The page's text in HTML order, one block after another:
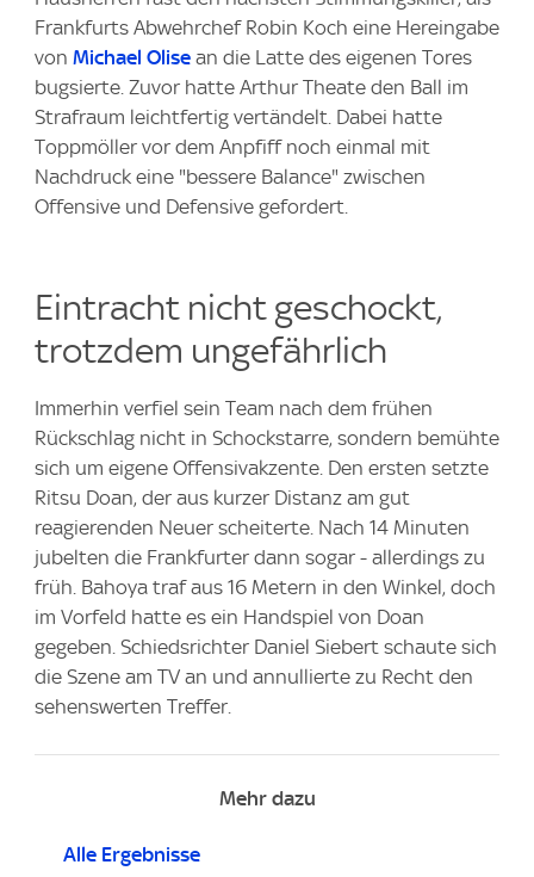
Frankfurts Abwehrchef Robin Koch eine Hereingabe
von Michael Olise an die Latte des eigenen Tores
bugsierte. Zuvor hatte Arthur Theate den Ball im
Strafraum leichtfertig vertändelt. Dabei hatte
Toppmöller vor dem Anpfiff noch einmal mit
Nachdruck eine "bessere Balance" zwischen
Offensive und Defensive gefordert.
Eintracht nicht geschockt,
trotzdem ungefährlich
Immerhin verfiel sein Team nach dem frühen
Rückschlag nicht in Schockstarre, sondern bemühte
sich um eigene Offensivakzente. Den ersten setzte
Ritsu Doan, der aus kurzer Distanz am gut
reagierenden Neuer scheiterte. Nach 14 Minuten
jubelten die Frankfurter dann sogar - allerdings zu
früh. Bahoya traf aus 16 Metern in den Winkel, doch
im Vorfeld hatte es ein Handspiel von Doan
gegeben. Schiedsrichter Daniel Siebert schaute sich
die Szene am TV an und annullierte zu Recht den
sehenswerten Treffer.
Mehr dazu
Alle Ergebnisse